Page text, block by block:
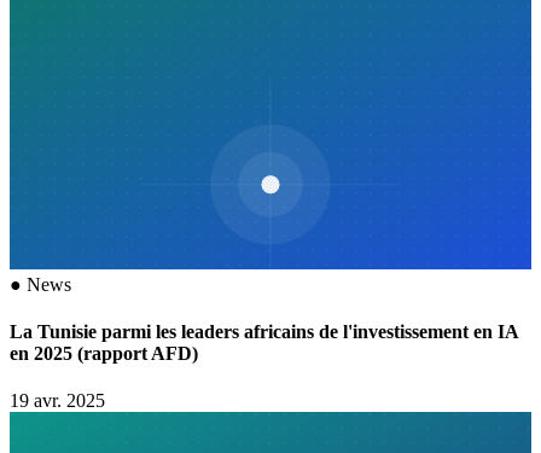
● News
La Tunisie parmi les leaders africains de l'investissement en IA
en 2025 (rapport AFD)
19 avr. 2025